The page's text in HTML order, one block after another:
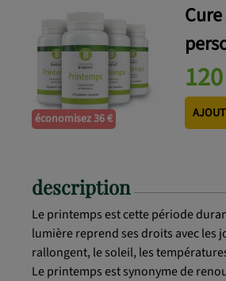
économisez 36 €
description
Le printemps est cette période
lumière reprend ses droits avec les
rallongent, le soleil, les
Le printemps est synonyme de